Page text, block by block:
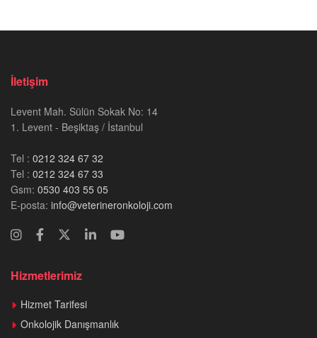
İletişim
Levent Mah. Sülün Sokak No: 14
1. Levent - Beşiktaş / İstanbul
Tel : 0212 324 67 32
Tel : 0212 324 67 33
Gsm: 0530 403 55 05
E-posta: info@veterineronkoloji.com
Hizmetlerimiz
Hizmet Tarifesi
Onkolojik Danışmanlık